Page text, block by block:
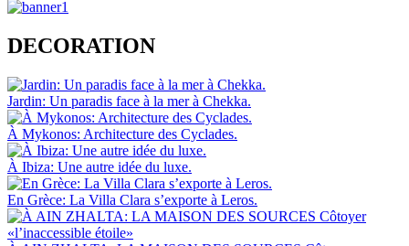
DECORATION
Jardin: Un paradis face à la mer à Chekka.
À Mykonos: Architecture des Cyclades.
À Ibiza: Une autre idée du luxe.
En Grèce: La Villa Clara s’exporte à Leros.